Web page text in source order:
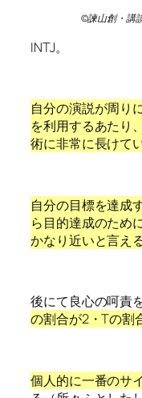
©諫山創・講
INTJ。
自分の演説が周り
を利用するあたり
術に非常に長けて
自分の目標を達成
ら目的達成のため
かなり近いと言え
後にて良心の呵責
の割合が2・Tの割
個人的に一番のサ